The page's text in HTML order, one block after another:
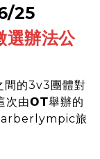
25
選辦法公
的3v3團體對
次由𝗢𝗧舉辦的
旅